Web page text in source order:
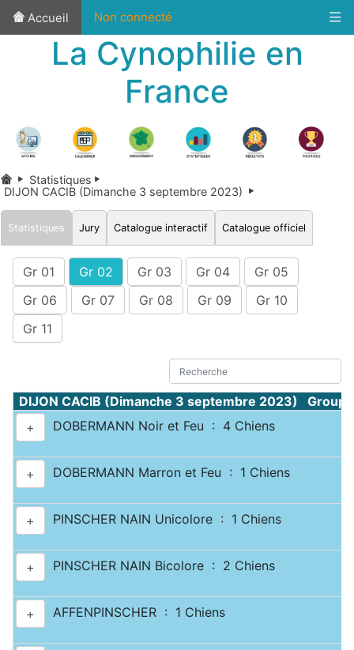
Accueil Non connecté
La Cynophilie en
France
Statistiques
DIJON CACIB (Dimanche 3 septembre 2023)
Statistiques Jury Catalogue interactif Catalogue officiel
Gr 01 Gr 02 Gr 03 Gr 04
Gr 05
Gr 06
Gr 07 Gr 08 Gr 09
Gr 10
Gr 11
DIJON CACIB (Dimanche 3 septembre 2023)
+
DOBERMANN Noir et Feu : 4 Chiens
+ DOBERMANN Marron et Feu : 1 Chiens
+ PINSCHER NAIN Unicolore : 1 Chiens
+ PINSCHER NAIN Bicolore : 2 Chiens
+ AFFENPINSCHER : 1 Chiens